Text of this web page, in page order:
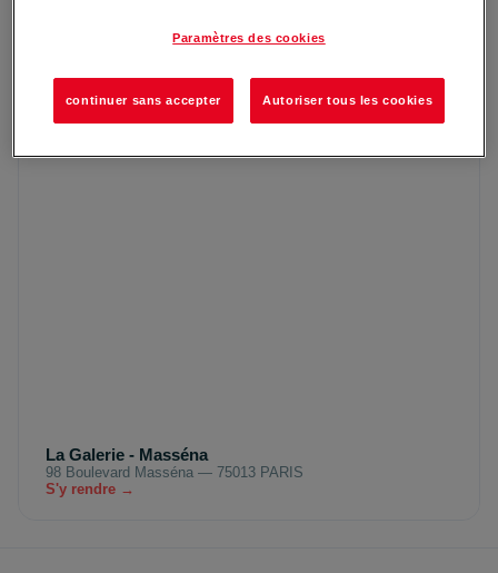
La Galerie - Masséna
98 Boulevard Masséna — 75013 PARIS
S'y rendre →
Paramètres des cookies
continuer sans accepter Autoriser tous les cookies